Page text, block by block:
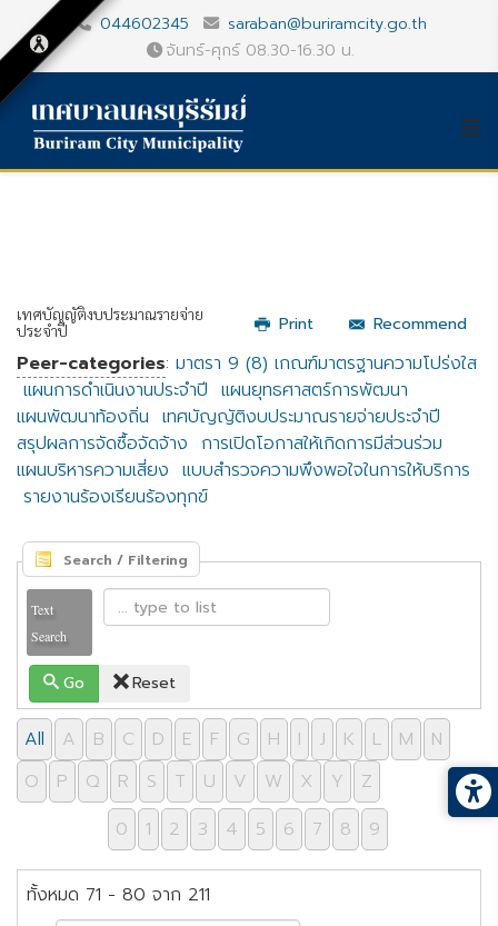
044602345
saraban@buriramcity.go.th
จันทร์-ศุกร์ 08.30-16.30 น.
Print Recommend
เทศบัญญัติงบประมาณรายจ่าย
ประจำปี
Peer-categories: มาตรา 9 (8) เกณฑ์มาตรฐานความโปร่งใส
แผนการดำเนินงานประจำปี แผนยุทธศาสตร์การพัฒนา
แผนพัฒนาท้องถิ่น เทศบัญญัติงบประมาณรายจ่ายประจำปี
สรุปผลการจัดซื้อจัดจ้าง การเปิดโอกาสให้เกิดการมีส่วนร่วม
แผนบริหารความเสี่ยง แบบสำรวจความพึงพอใจในการให้บริการ
รายงานร้องเรียนร้องทุกข์
Search / Filtering
Text
Search
Go Reset
All A B C D E F G H I J K L M
N
O
P Q R S T U V W X Y
Z
0
1 2 3 4 5 6 7 8 9
ทั้งหมด 71 - 80 จาก 211